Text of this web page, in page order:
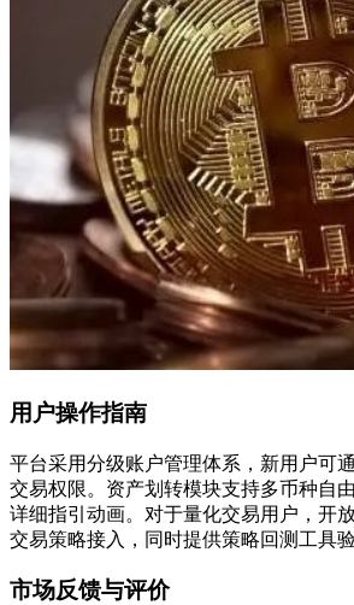
用户操作指南
平台采用分级账户管理体系，新用户可
交易权限。资产划转模块支持多币种自
详细指引动画。对于量化交易用户，开
交易策略接入，同时提供策略回测工具
市场反馈与评价